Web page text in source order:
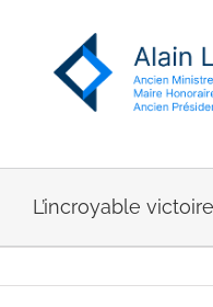
L’incroyable